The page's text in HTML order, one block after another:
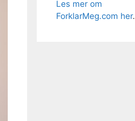
Les mer om
ForklarMeg.com her.